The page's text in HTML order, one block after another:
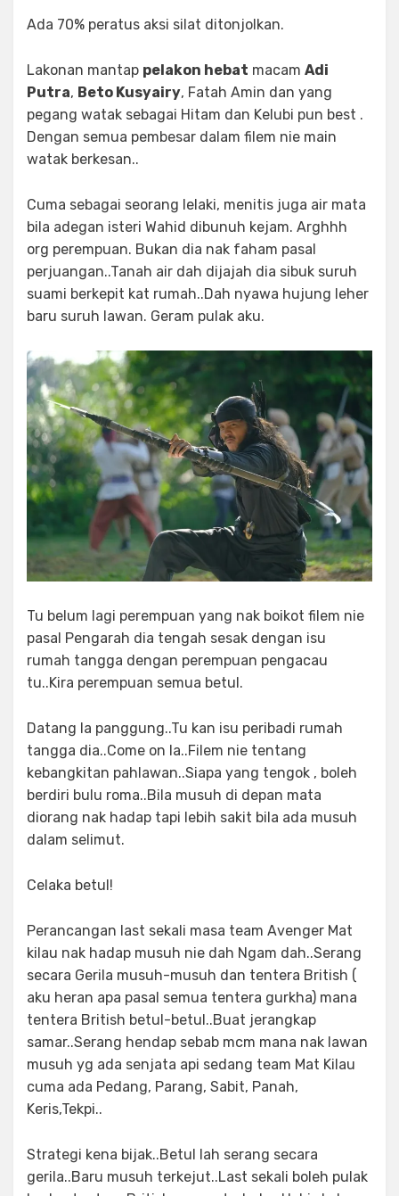
Ada 70% peratus aksi silat ditonjolkan.
Lakonan mantap pelakon hebat macam Adi
Putra, Beto Kusyairy, Fatah Amin dan yang
pegang watak sebagai Hitam dan Kelubi pun best .
Dengan semua pembesar dalam filem nie main
watak berkesan..
Cuma sebagai seorang lelaki, menitis juga air mata
bila adegan isteri Wahid dibunuh kejam. Arghhh
org perempuan. Bukan dia nak faham pasal
perjuangan..Tanah air dah dijajah dia sibuk suruh
suami berkepit kat rumah..Dah nyawa hujung leher
baru suruh lawan. Geram pulak aku.
Tu belum lagi perempuan yang nak boikot filem nie
pasal Pengarah dia tengah sesak dengan isu
rumah tangga dengan perempuan pengacau
tu..Kira perempuan semua betul.
Datang la panggung..Tu kan isu peribadi rumah
tangga dia..Come on la..Filem nie tentang
kebangkitan pahlawan..Siapa yang tengok , boleh
berdiri bulu roma..Bila musuh di depan mata
diorang nak hadap tapi lebih sakit bila ada musuh
dalam selimut.
Celaka betul!
Perancangan last sekali masa team Avenger Mat
kilau nak hadap musuh nie dah Ngam dah..Serang
secara Gerila musuh-musuh dan tentera British (
aku heran apa pasal semua tentera gurkha) mana
tentera British betul-betul..Buat jerangkap
samar..Serang hendap sebab mcm mana nak lawan
musuh yg ada senjata api sedang team Mat Kilau
cuma ada Pedang, Parang, Sabit, Panah,
Keris,Tekpi..
Strategi kena bijak..Betul lah serang secara
gerila..Baru musuh terkejut..Last sekali boleh pulak